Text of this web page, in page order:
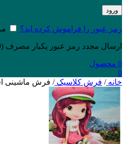
ورود
رمز عبور را فراموش کرده اید؟
ارسال مجدد رمز عبور یکبار مصرف (00:
0 محصول
0
خانه/ فرش کلاسیک/ فرش ماشینی افرند 700 شانه زمینه